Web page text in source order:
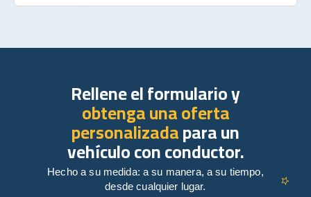
Rellene el formulario y
obtenga una oferta
personalizadapara un
vehículo con conductor.
Hecho a su medida: a su manera, a su tiempo,
desde cualquier lugar.